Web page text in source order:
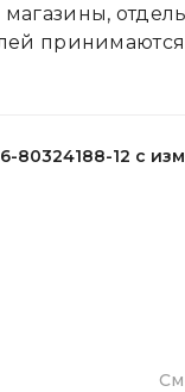
80324188-12 с